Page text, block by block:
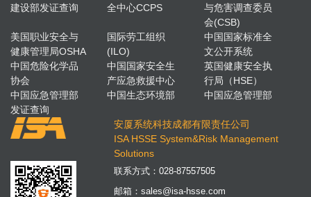
建设部发证查询
全中心CCPS
与危害调查委员
会(CSB)
美国职业安全与
健康管理局OSHA
国际劳工组织
(ILO)
中国国家标准全
文公开系统
中国危险化学品
协会
中国国家安全生
产应急救援中心
英国健康安全执
行局（HSE）
中国应急管理部
发证查询
中国生态环境部 中国应急管理部
安厦系统科技成都有限责任公司
ISA HSSE System&Risk Management
Solutions
联系方式：028-87557505
邮箱：sales@isa-hsse.com